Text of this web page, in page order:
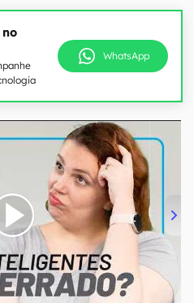
no
WhatsApp